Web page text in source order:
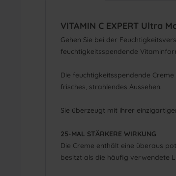
VITAMIN C EXPERT Ultra
Gehen Sie bei der
feuchtigkeitsspendende
Die feuchtigkeitsspendende
frisches, strahlendes Aussehen.
Sie überzeugt mit ihrer
25-MAL STÄRKERE WIRKUNG
Die Creme enthält eine überaus
besitzt als die häufig verwendete